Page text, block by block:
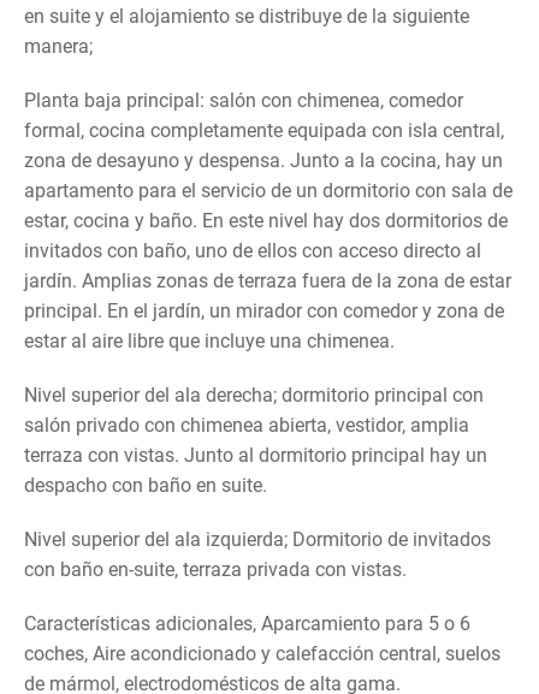
en suite y el alojamiento se distribuye de la siguiente
manera;
Planta baja principal: salón con chimenea, comedor
formal, cocina completamente equipada con isla central,
zona de desayuno y despensa. Junto a la cocina, hay un
apartamento para el servicio de un dormitorio con sala de
estar, cocina y baño. En este nivel hay dos dormitorios de
invitados con baño, uno de ellos con acceso directo al
jardín. Amplias zonas de terraza fuera de la zona de estar
principal. En el jardín, un mirador con comedor y zona de
estar al aire libre que incluye una chimenea.
Nivel superior del ala derecha; dormitorio principal con
salón privado con chimenea abierta, vestidor, amplia
terraza con vistas. Junto al dormitorio principal hay un
despacho con baño en suite.
Nivel superior del ala izquierda; Dormitorio de invitados
con baño en-suite, terraza privada con vistas.
Características adicionales, Aparcamiento para 5 o 6
coches, Aire acondicionado y calefacción central, suelos
de mármol, electrodomésticos de alta gama.